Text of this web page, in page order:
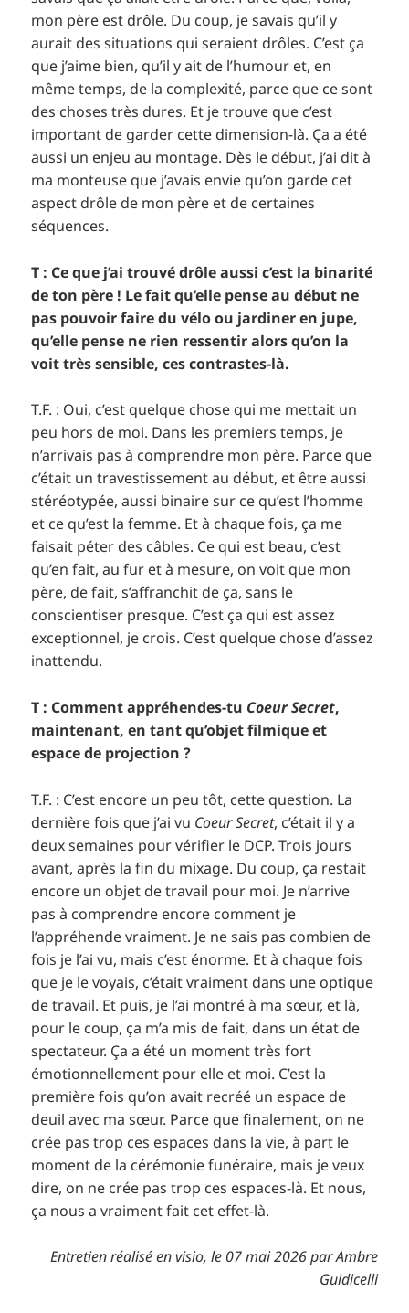
mon père est drôle. Du coup, je savais qu’il y
aurait des situations qui seraient drôles. C’est ça
que j’aime bien, qu’il y ait de l’humour et, en
même temps, de la complexité, parce que ce sont
des choses très dures. Et je trouve que c’est
important de garder cette dimension-là. Ça a été
aussi un enjeu au montage. Dès le début, j’ai dit à
ma monteuse que j’avais envie qu’on garde cet
aspect drôle de mon père et de certaines
séquences.
T : Ce que j’ai trouvé drôle aussi c’est la binarité
de ton père ! Le fait qu’elle pense au début ne
pas pouvoir faire du vélo ou jardiner en jupe,
qu’elle pense ne rien ressentir alors qu’on la
voit très sensible, ces contrastes-là.
T.F. : Oui, c’est quelque chose qui me mettait un
peu hors de moi. Dans les premiers temps, je
n’arrivais pas à comprendre mon père. Parce que
c’était un travestissement au début, et être aussi
stéréotypée, aussi binaire sur ce qu’est l’homme
et ce qu’est la femme. Et à chaque fois, ça me
faisait péter des câbles. Ce qui est beau, c’est
qu’en fait, au fur et à mesure, on voit que mon
père, de fait, s’affranchit de ça, sans le
conscientiser presque. C’est ça qui est assez
exceptionnel, je crois. C’est quelque chose d’assez
inattendu.
T : Comment appréhendes-tu Coeur Secret,
maintenant, en tant qu’objet filmique et
espace de projection ?
T.F. : C’est encore un peu tôt, cette question. La
dernière fois que j’ai vu Coeur Secret, c’était il y a
deux semaines pour vérifier le DCP. Trois jours
avant, après la fin du mixage. Du coup, ça restait
encore un objet de travail pour moi. Je n’arrive
pas à comprendre encore comment je
l’appréhende vraiment. Je ne sais pas combien de
fois je l’ai vu, mais c’est énorme. Et à chaque fois
que je le voyais, c’était vraiment dans une optique
de travail. Et puis, je l’ai montré à ma sœur, et là,
pour le coup, ça m’a mis de fait, dans un état de
spectateur. Ça a été un moment très fort
émotionnellement pour elle et moi. C’est la
première fois qu’on avait recréé un espace de
deuil avec ma sœur. Parce que finalement, on ne
crée pas trop ces espaces dans la vie, à part le
moment de la cérémonie funéraire, mais je veux
dire, on ne crée pas trop ces espaces-là. Et nous,
ça nous a vraiment fait cet effet-là.
Entretien réalisé en visio, le 07 mai 2026 par Ambre
Guidicelli